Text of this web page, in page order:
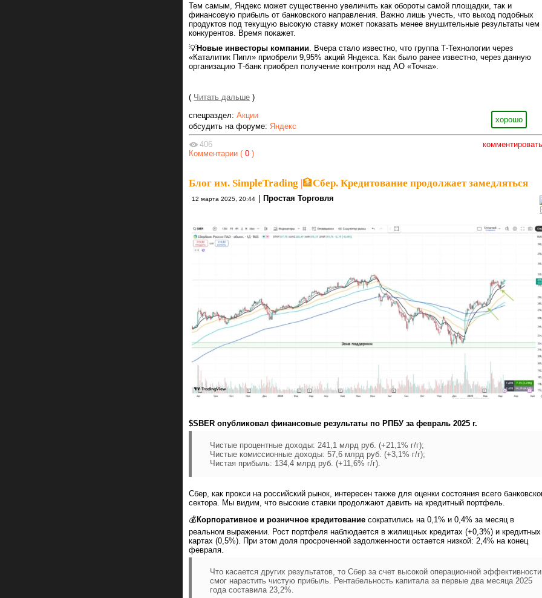
Тем самым, Яндекс может существенно увеличить как обороты самой площадки, так и
финансовую прибыль от банковского направления. Важно лишь учесть, что выход подобных
продуктов под текущую высокую ставку может показать менее внушительные результаты чем
конкурентов. Время покажет.
💡Новые инвесторы компании. Вчера стало известно, что группа Т-Технологии через
«Каталитик Пипл» приобрели 9,95% акций Яндекса. Как было ранее известно, через данную
организацию Т-банк приобрел получение контроля над АО «Точка».
( Читать дальше )
хорошо
спецраздел: Акции
обсудить на форуме: Яндекс
комментировать
406
Комментарии ( 0 )
Блог им. SimpleTrading |🏦Сбер. Кредитование продолжает замедляться
12 марта 2025, 20:44 Простая Торговля
$SBER опубликовал финансовые результаты по РПБУ за февраль 2025 г.
Чистые процентные доходы: 241,1 млрд руб. (+21,1% г/г);
Чистые комиссионные доходы: 57,6 млрд руб. (+3,1% г/г);
Чистая прибыль: 134,4 млрд руб. (+11,6% г/г).
Сбер, как прокси на российский рынок, интересен также для оценки состояния всего
сектора. Мы видим, что высокие ставки продолжают давить на кредитный портфель.
💰 Корпоративное и розничное кредитование сократились на 0,1% и 0,4% за месяц в
реальном выражении. Рост портфеля наблюдается в жилищных кредитах (+0,3%) и кредитных
картах (0,5%). При этом доля просроченной задолженности остается низкой: 2,4% на конец
февраля.
Что касается других результатов, то Сбер за счет высокой операционной эффективности
смог нарастить чистую прибыль. Рентабельность капитала за первые два месяца 2025
года составила 23,2%.